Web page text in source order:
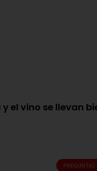
y el vino se llevan